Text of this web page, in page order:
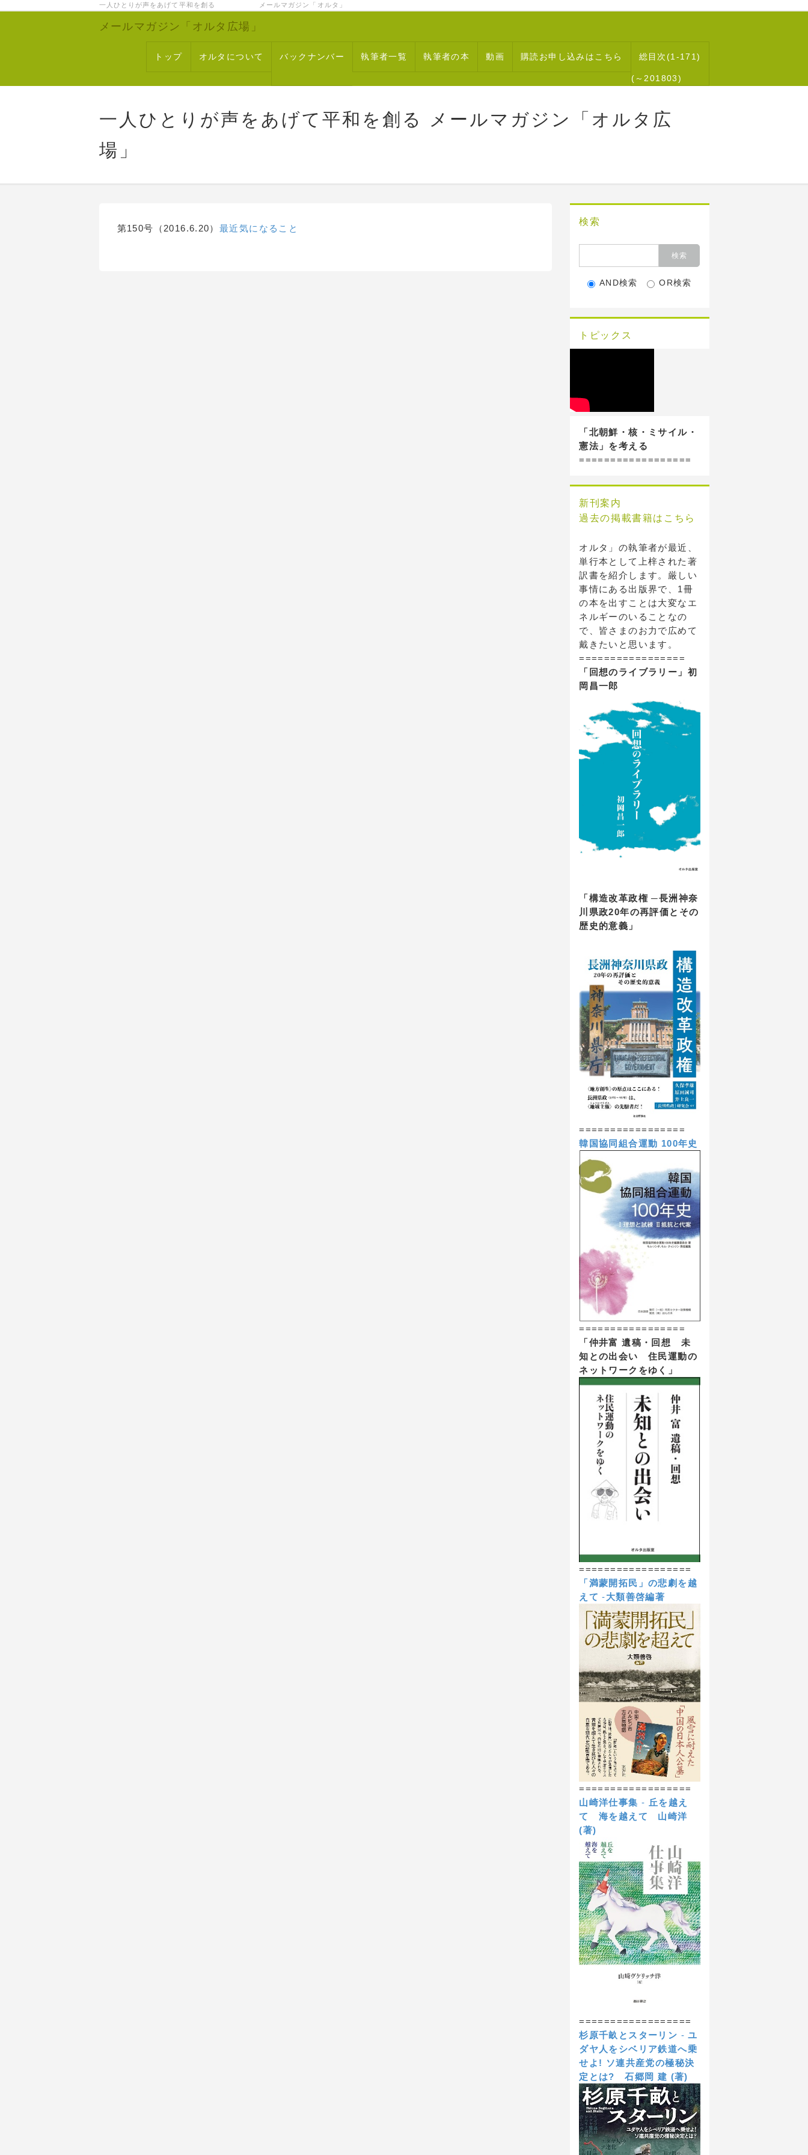
一人ひとりが声をあげて平和を創る メールマガジン「オルタ」
メールマガジン「オルタ広場」
トップ オルタについて バックナンバー 執筆者一覧 執筆者の本 動画 購読お申し込みはこちら 総目次(1-171)
(～201803)
一人ひとりが声をあげて平和を創る メールマガジン「オルタ広
場」
第150号（2016.6.20） 最近気になること
検索
AND検索 OR検索
トピックス
「北朝鮮・核・ミサイル・
憲法」を考える
==================
新刊案内
過去の掲載書籍はこちら
オルタ」の執筆者が最近、
単行本として上梓された著
訳書を紹介します。厳しい
事情にある出版界で、1冊
の本を出すことは大変なエ
ネルギーのいることなの
で、皆さまのお力で広めて
戴きたいと思います。
=================
「回想のライブラリー」初
岡昌一郎
「構造改革政権 ─長洲神奈
川県政20年の再評価とその
歴史的意義」
=================
韓国協同組合運動 100年史
=================
「仲井富 遺稿・回想 未
知との出会い 住民運動の
ネットワークをゆく」
==================
「満蒙開拓民」の悲劇を越
えて -大類善啓編著
==================
山崎洋仕事集 - 丘を越え
て 海を越えて
山崎洋
(著)
==================
杉原千畝とスターリン -ユ
ダヤ人をシベリア鉄道へ乗
せよ! ソ連共産党の極秘決
定とは?
石郷岡 建 (著)